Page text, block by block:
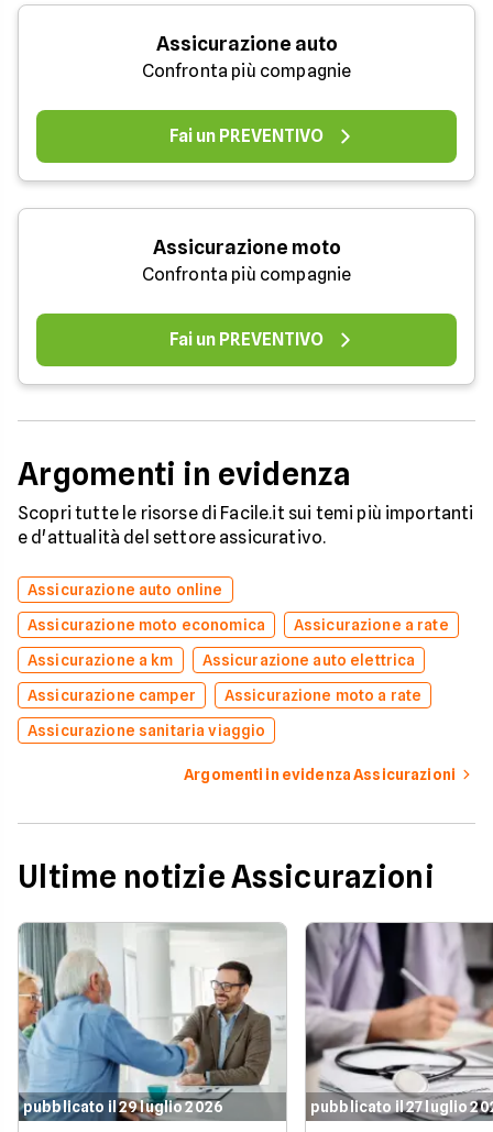
Assicurazione auto
Confronta più compagnie
Fai un PREVENTIVO
Assicurazione moto
Confronta più compagnie
Fai un PREVENTIVO
Argomenti in evidenza
Scopri tutte le risorse di Facile.it sui temi più importanti
e d'attualità del settore assicurativo.
Assicurazione auto online
Assicurazione moto economica
Assicurazione a rate
Assicurazione a km
Assicurazione auto elettrica
Assicurazione camper
Assicurazione moto a rate
Assicurazione sanitaria viaggio
Argomenti in evidenza Assicurazioni
Ultime notizie Assicurazioni
pubblicato il 29 luglio 2026 pubblicato il 27 luglio